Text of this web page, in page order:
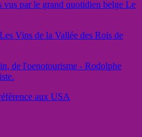
vus par le grand quotidien belge Le
Les Vins de la Vallée des Rois de
de l'oenotourisme - Rodolphe
aux USA